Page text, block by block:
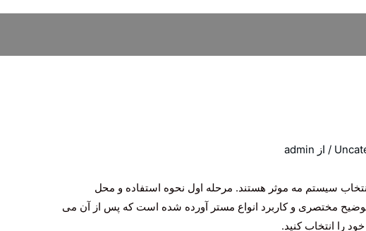
/ از admin
سیستم مه موثر هستند. مرحله اول نحوه استفاده و محل
مختصری و کاربرد انواع مستر آورده شده است که پس از آن می
را انتخاب کنید.